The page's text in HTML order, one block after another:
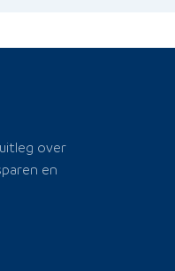
over
en